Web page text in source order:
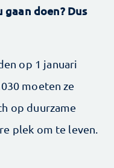
doen? Dus
op 1 januari
moeten ze
op duurzame
plek om te leven.